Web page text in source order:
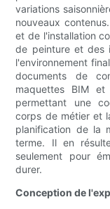
variations
nouveaux
et de l'installation
de peinture et des
l'environnement
documents de
maquettes BIM
permettant une
corps de métier et
planification de la
terme. Il en
seulement pour
durer.
Conception de